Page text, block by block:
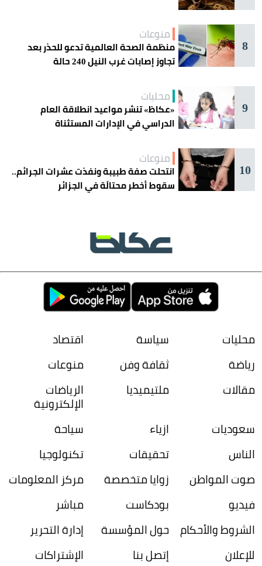
8
منوعات
منظمة الصحة العالمية تدعو للحذر بعد
تجاوز إصابات غرب النيل 240 حالة
9
محليات
«عكاظ» تنشر مواعيد انطلاقة العام
الدراسي في الإدارات المستثناة
10
منوعات
انتحلت صفة طبيبة ونفذت عشرات الجرائم..
سقوط أخطر محتالَة في الجزائر
محليات سياسة
اقتصاد
رياضة
ثقافة وفن
منوعات
مقالات
ملتيميديا الرياضات
الإلكترونية
سعوديات
ازياء
سياحة
الناس
تحقيقات
تكنولوجيا
صوت المواطن
زوايا متخصصة
مركز المعلومات
فيديو
بودكاست
مباشر
الشروط والأحكام حول المؤسسة
إدارة التحرير
للإعلان
إتصل بنا الإشتراكات